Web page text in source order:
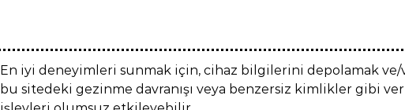
En iyi deneyimleri sunmak için, cihaz bilgilerini depolamak
bu sitedeki gezinme davranışı veya benzersiz kimlikler gibi